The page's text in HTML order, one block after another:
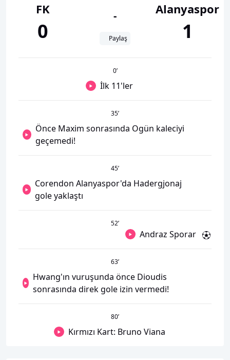
FK
0
-
Paylaş
Alanyaspor
1
0’
İlk 11'ler
35’
Önce Maxim sonrasında Ogün kaleciyi
geçemedi!
45’
Corendon Alanyaspor'da Hadergjonaj
gole yaklaştı
52’
Andraz Sporar
63’
Hwang'ın vuruşunda önce Dioudis
sonrasında direk gole izin vermedi!
80’
Kırmızı Kart: Bruno Viana